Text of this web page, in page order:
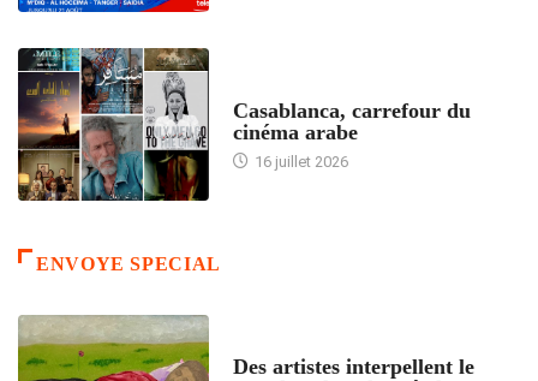
Casablanca, carrefour du
cinéma arabe
16 juillet 2026
ENVOYE SPECIAL
Des artistes interpellent le